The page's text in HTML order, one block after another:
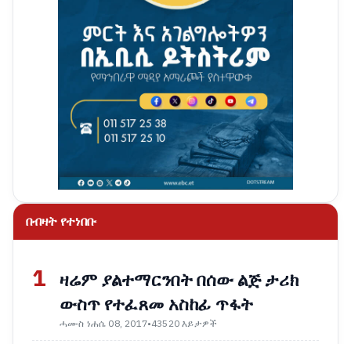
በብዛት የተነበቡ
1 ዛሬም ያልተማርንበት በሰው ልጅ ታሪክ
ውስጥ የተፈጸመ አስከፊ ጥፋት
ሓሙስ ነሐሴ 08, 2017•43520 እይታዎች